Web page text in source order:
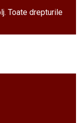
Toate drepturile